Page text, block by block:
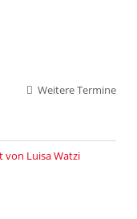
Weitere Termine
von Luisa Watzi